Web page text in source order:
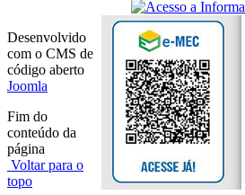
Desenvolvido
com o CMS de
código aberto
Joomla
Fim do
conteúdo da
página
Voltar para o
topo